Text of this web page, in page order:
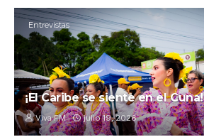
Entrevistas
¡El Caribe se siente en el Cuna!
Viva FM julio 19, 2026